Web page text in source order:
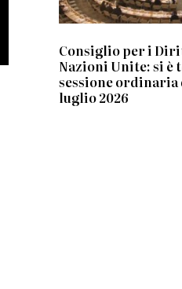
Consiglio per i
Nazioni Unite: si è
sessione ordinaria
luglio 2026